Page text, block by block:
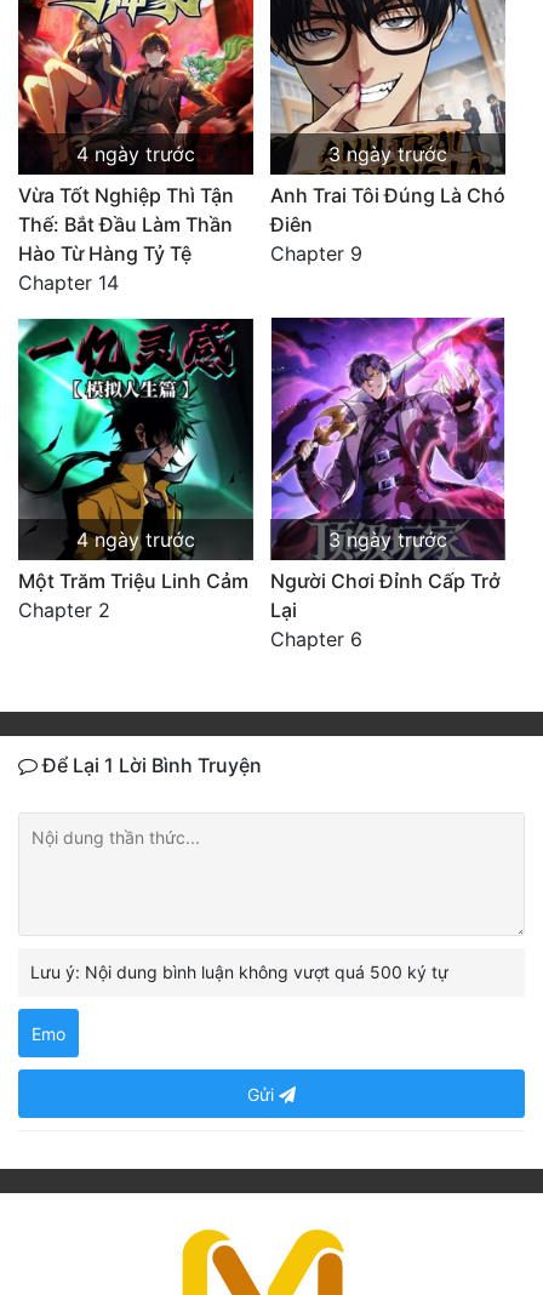
4 ngày trước
Vừa Tốt Nghiệp Thì Tận
Thế: Bắt Đầu Làm Thần
Hào Từ Hàng Tỷ Tệ
Chapter 14
3 ngày trước
Anh Trai Tôi Đúng Là Chó
Điên
Chapter 9
4 ngày trước
Một Trăm Triệu Linh Cảm
Chapter 2
3 ngày trước
Người Chơi Đỉnh Cấp Trở
Lại
Chapter 6
Để Lại 1 Lời Bình Truyện
Lưu ý: Nội dung bình luận không vượt quá 500 ký tự
Emo
Gửi